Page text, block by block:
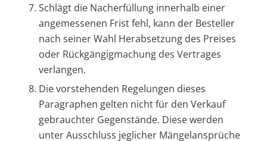
Schlägt die Nacherfüllung innerhalb einer
angemessenen Frist fehl, kann der Besteller
nach seiner Wahl Herabsetzung des Preises
oder Rückgängigmachung des Vertrages
verlangen.
Die vorstehenden Regelungen dieses
Paragraphen gelten nicht für den Verkauf
gebrauchter Gegenstände. Diese werden
unter Ausschluss jeglicher Mängelansprüche